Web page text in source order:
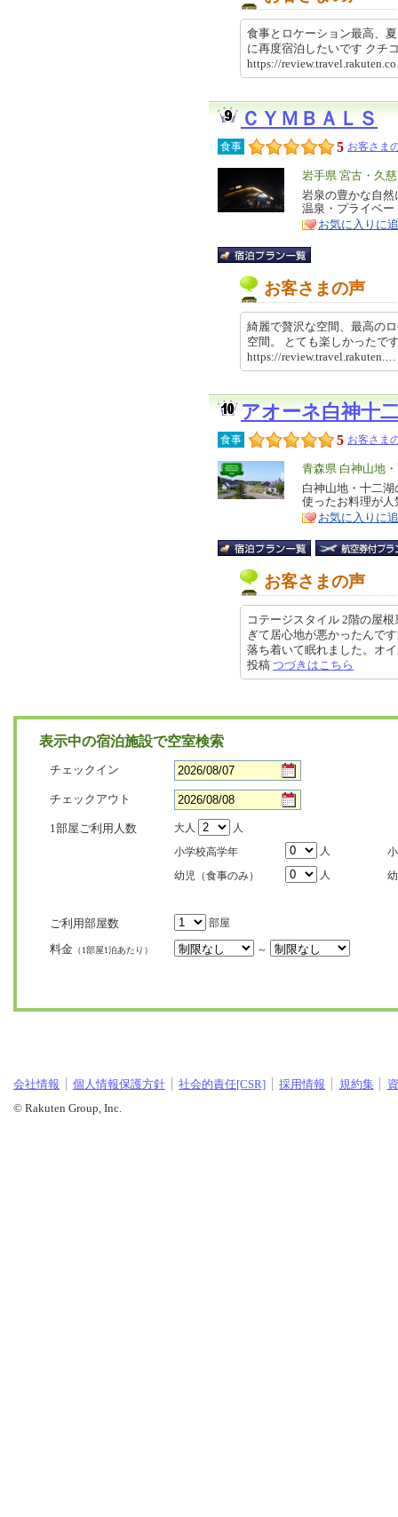
食事とロケーション最高、
に再度宿泊したいです ク
https://
ＣＹＭＢＡＬＳ
食事 5 お客さま
エ
リ
ア
岩手県 宮古・久
特
徴
岩泉の豊かな自
温泉・プライベ
お気に入りに
お客さまの声
綺麗で贅沢な空間、最高の
空間。 とても楽しかった
https://
アオーネ白神十
食事 5 お客さま
エ
リ
ア
青森県 白神山地
特
徴
白神山地・十二
使ったお料理が人
お気に入りに
お客さまの声
コテージスタイル 2階の屋
ぎて居心地が悪かったんで
落ち着いて眠れました。オ
投稿 つづきはこちら
表示中の宿泊施設で空室検索
チェックイン
チェックアウト
1部屋ご利用人数 大人
人
小学校高学年
人
幼児（食事のみ）
人
ご利用部屋数 部屋
料金 （1部屋1泊あたり） ～
会社情報 個人情報保護方針 社会的責任[CSR] 採用情報 規約集
© Rakuten Group, Inc.